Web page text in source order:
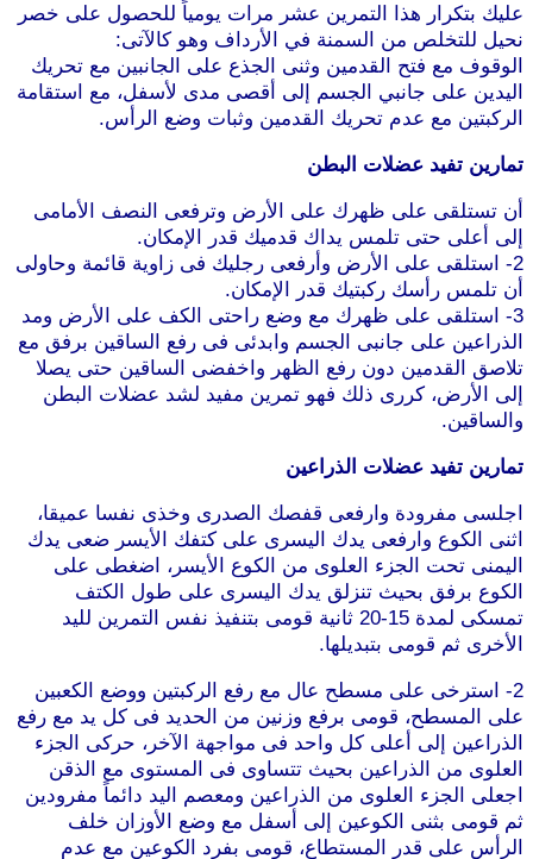
عليك بتكرار هذا التمرين عشر مرات يومياً للحصول على خصر
نحيل للتخلص من السمنة في الأرداف وهو كالآتى:
الوقوف مع فتح القدمين وثنى الجذع على الجانبين مع تحريك
اليدين على جانبي الجسم إلى أقصى مدى لأسفل، مع استقامة
الركبتين مع عدم تحريك القدمين وثبات وضع الرأس.
تمارين تفيد عضلات البطن
أن تستلقى على ظهرك على الأرض وترفعى النصف الأمامى
إلى أعلى حتى تلمس يداك قدميك قدر الإمكان.
2- استلقى على الأرض وأرفعى رجليك فى زاوية قائمة وحاولى
أن تلمس رأسك ركبتيك قدر الإمكان.
3- استلقى على ظهرك مع وضع راحتى الكف على الأرض ومد
الذراعين على جانبى الجسم وابدئى فى رفع الساقين برفق مع
تلاصق القدمين دون رفع الظهر واخفضى الساقين حتى يصلا
إلى الأرض، كررى ذلك فهو تمرين مفيد لشد عضلات البطن
والساقين.
تمارين تفيد عضلات الذراعين
اجلسى مفرودة وارفعى قفصك الصدرى وخذى نفسا عميقا،
اثنى الكوع وارفعى يدك اليسرى على كتفك الأيسر ضعى يدك
اليمنى تحت الجزء العلوى من الكوع الأيسر، اضغطى على
الكوع برفق بحيث تنزلق يدك اليسرى على طول الكتف
تمسكى لمدة 15-20 ثانية قومى بتنفيذ نفس التمرين لليد
الأخرى ثم قومى بتبديلها.
2- استرخى على مسطح عال مع رفع الركبتين ووضع الكعبين
على المسطح، قومى برفع وزنين من الحديد فى كل يد مع رفع
الذراعين إلى أعلى كل واحد فى مواجهة الآخر، حركى الجزء
العلوى من الذراعين بحيث تتساوى فى المستوى مع الذقن
اجعلى الجزء العلوى من الذراعين ومعصم اليد دائماً مفرودين
ثم قومى بثنى الكوعين إلى أسفل مع وضع الأوزان خلف
الرأس على قدر المستطاع، قومى بفرد الكوعين مع عدم